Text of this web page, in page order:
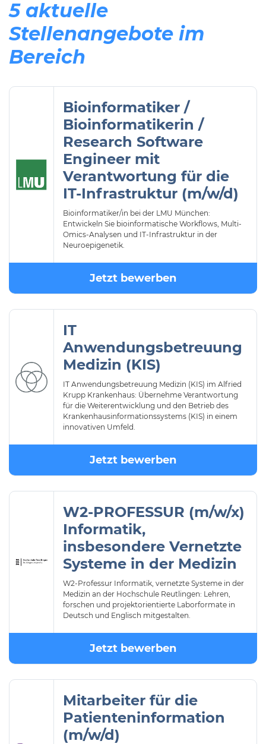
5 aktuelle
Stellenangebote im
Bereich
Bioinformatiker /
Bioinformatikerin /
Research Software
Engineer mit
Verantwortung für die
IT-Infrastruktur (m/w/d)
Bioinformatiker/in bei der LMU München:
Entwickeln Sie bioinformatische Workflows, Multi-
Omics-Analysen und IT-Infrastruktur in der
Neuroepigenetik.
Jetzt bewerben
IT
Anwendungsbetreuung
Medizin (KIS)
IT Anwendungsbetreuung Medizin (KIS) im Alfried
Krupp Krankenhaus: Übernehme Verantwortung
für die Weiterentwicklung und den Betrieb des
Krankenhausinformationssystems (KIS) in einem
innovativen Umfeld.
Jetzt bewerben
W2-PROFESSUR (m/w/x)
Informatik,
insbesondere Vernetzte
Systeme in der Medizin
W2-Professur Informatik, vernetzte Systeme in der
Medizin an der Hochschule Reutlingen: Lehren,
forschen und projektorientierte Laborformate in
Deutsch und Englisch mitgestalten.
Jetzt bewerben
Mitarbeiter für die
Patienteninformation
(m/w/d)